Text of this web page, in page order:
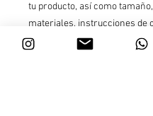
tu producto, así como tamaño,
materiales, instrucciones de
de limpieza.